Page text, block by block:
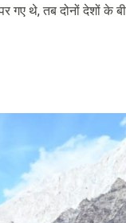
गए थे, तब दोनों देशों के